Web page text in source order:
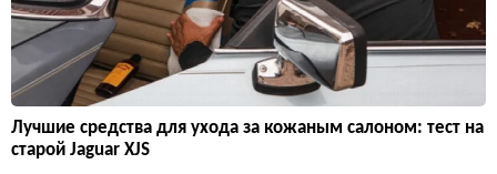
Лучшие средства для ухода за кожаным салоном: тест на
старой Jaguar XJS